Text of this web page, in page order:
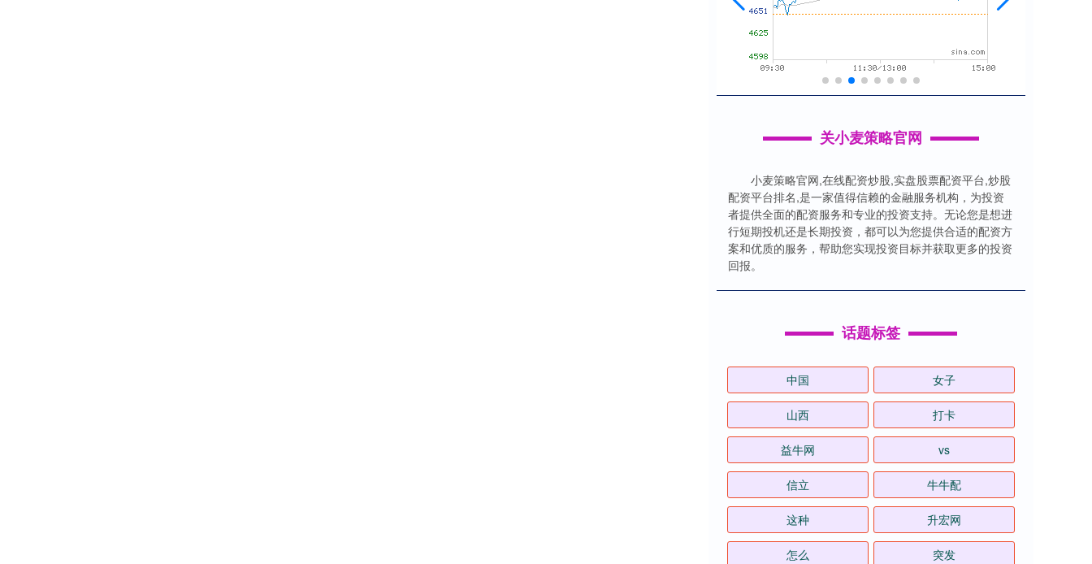
关小麦策略官网
小麦策略官网,在线配资炒股,实盘股票配资平台,炒股
配资平台排名,是一家值得信赖的金融服务机构，为投资
者提供全面的配资服务和专业的投资支持。无论您是想进
行短期投机还是长期投资，都可以为您提供合适的配资方
案和优质的服务，帮助您实现投资目标并获取更多的投资
回报。
话题标签
中国 女子
山西 打卡
益牛网 vs
信立 牛牛配
这种 升宏网
怎么 突发